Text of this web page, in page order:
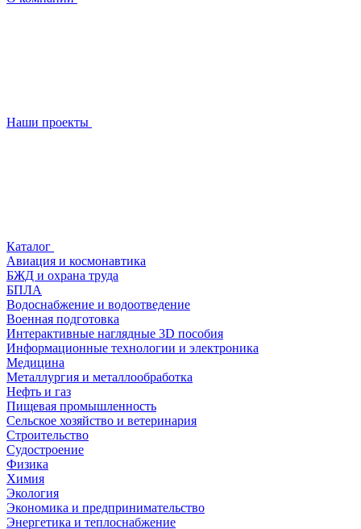
Наши проекты
Каталог
Авиация и космонавтика
БЖД и охрана труда
БПЛА
Водоснабжение и водоотведение
Военная подготовка
Интерактивные наглядные 3D пособия
Информационные технологии и электроника
Медицина
Металлургия и металлообработка
Нефть и газ
Пищевая промышленность
Сельское хозяйство и ветеринария
Строительство
Судостроение
Физика
Химия
Экология
Экономика и предпринимательство
Энергетика и теплоснабжение